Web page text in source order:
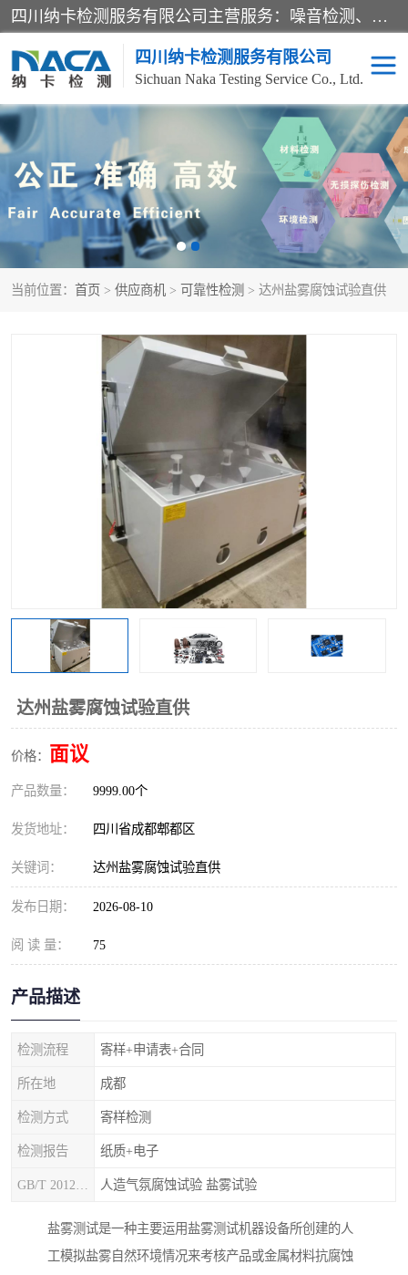
四川纳卡检测服务有限公司主营服务：噪音检测、灯光检测、防护网检测、磁性检测、无损检测、燃烧等级检测；本着严谨、规范的态度严格执行国家现行标准、规范及规程，奉行“科学公正、准确、持续改进、诚信服务”的企业价值和“科学、信誉、服务”的企业宗旨，竭诚为广大客户服务。
四川纳卡检测服务有限公司
Sichuan Naka Testing Service Co., Ltd.
当前位置： 首页 > 供应商机 > 可靠性检测 > 达州盐雾腐蚀试验直供
达州盐雾腐蚀试验直供
价格： 面议
产品数量： 9999.00个
发货地址： 四川省成都郫都区
关键词： 达州盐雾腐蚀试验直供
发布日期： 2026-08-10
阅 读 量： 75
产品描述
检测流程 寄样+申请表+合同
所在地 成都
检测方式 寄样检测
检测报告 纸质+电子
人造气氛腐蚀试验 盐雾试验
盐雾测试是一种主要运用盐雾测试机器设备所创建的人
工模拟盐雾自然环境情况来考核产品或金属材料抗腐蚀
噪音检测 灯光检测
防护网检测 磁性检测
无损检测 燃烧等级检测
可靠性检测 产品检测